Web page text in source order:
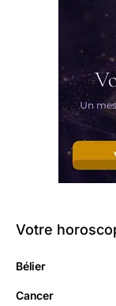
Votre
Bélier
Cancer